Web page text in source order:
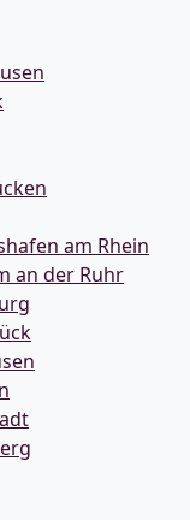
am Rhein
an der Ruhr